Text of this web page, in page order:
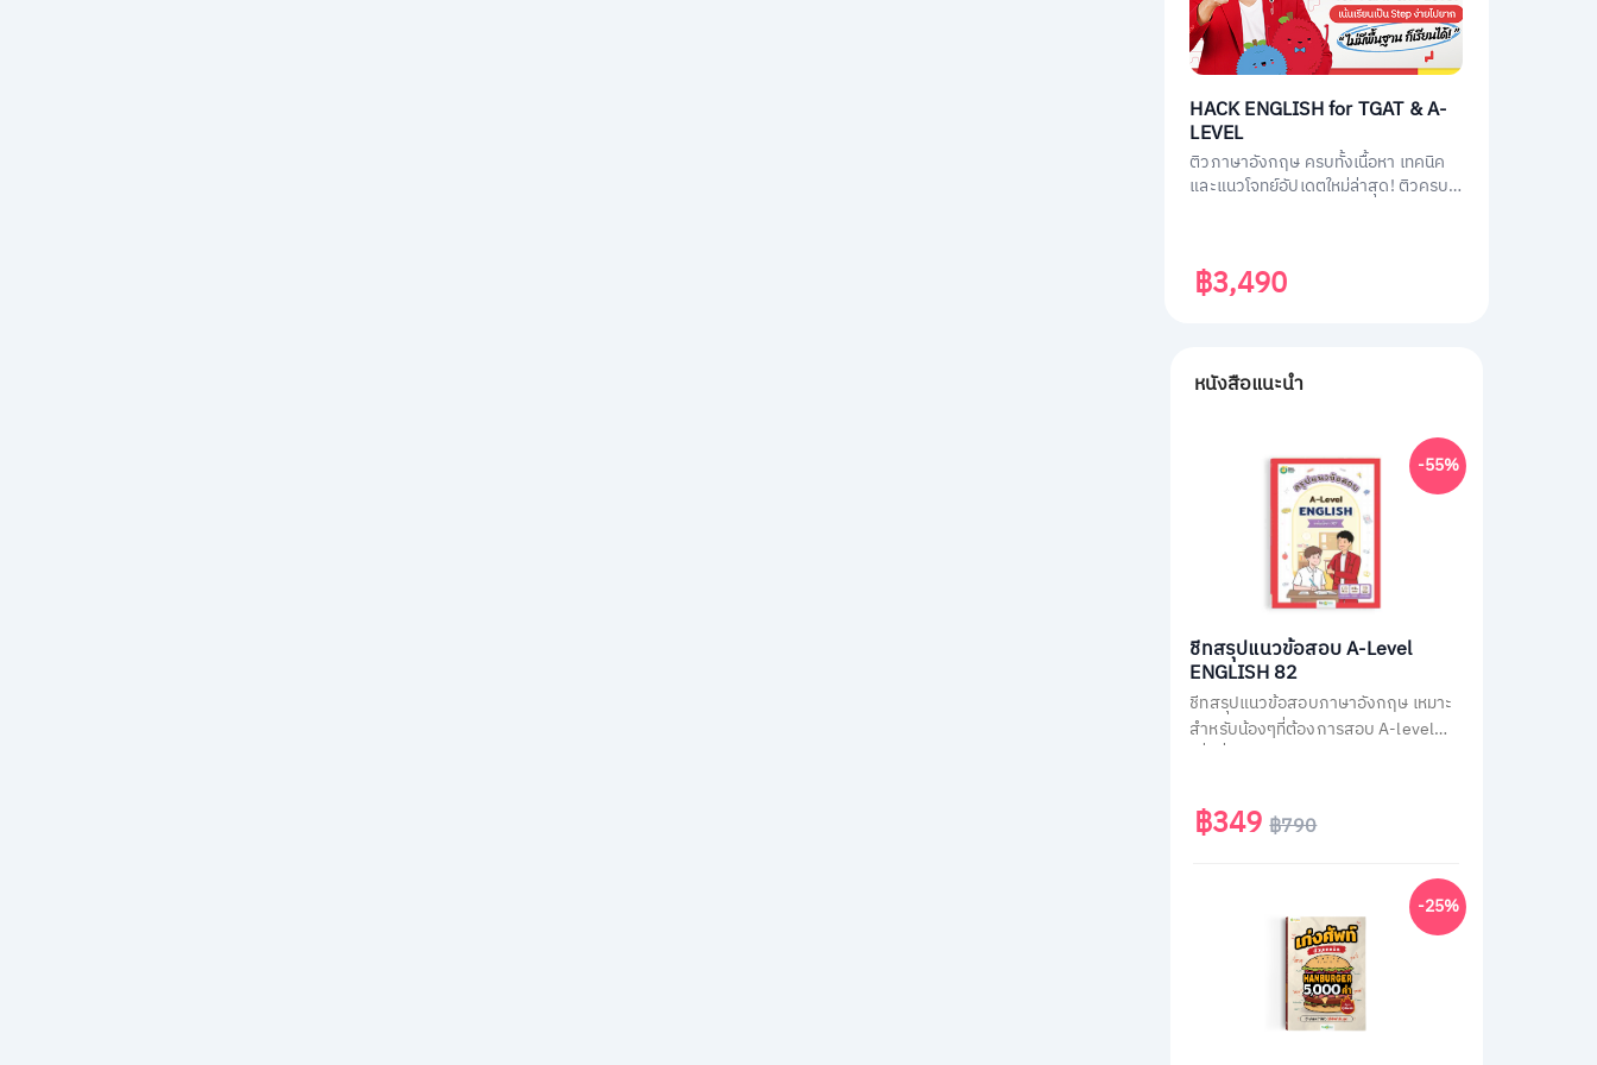
HACK ENGLISH for TGAT & A-
LEVEL
ติวภาษาอังกฤษ ครบทั้งเนื้อหา เทคนิค
และแนวโจทย์อัปเดตใหม่ล่าสุด! ติวครบ
฿3,490
หนังสือแนะนำ
ชีทสรุปแนวข้อสอบ A-Level
ENGLISH 82
ชีทสรุปแนวข้อสอบภาษาอังกฤษ เหมาะ
สำหรับน้องๆที่ต้องการสอบ A-level
ฐานก็เข้าใจเองได้ง่ายๆ ใน 30 วัน
-55%
฿349฿790
-25%